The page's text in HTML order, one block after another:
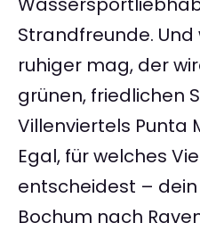
Strandfreunde.
ruhiger mag, der
grünen, friedlichen
Villenviertels Punta
Egal, für welches
entscheidest – dein
Bochum nach